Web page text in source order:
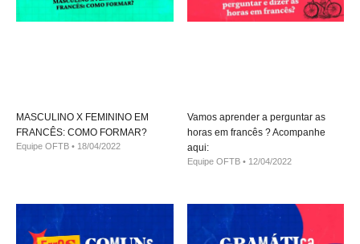
MASCULINO X FEMININO EM
FRANCÊS: COMO FORMAR?
Equipe OFTB 18/04/2022
Vamos aprender a perguntar as
horas em francês ? Acompanhe
aqui:
Equipe OFTB 12/04/2022